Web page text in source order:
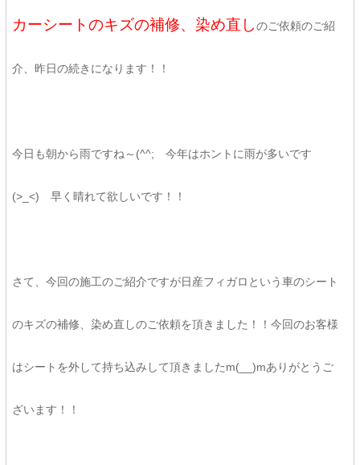
カーシートのキズの補修、染め直しのご依頼のご紹
介、昨日の続きになります！！
今日も朝から雨ですね～(^^; 今年はホントに雨が多いです
(>_<) 早く晴れて欲しいです！！
さて、今回の施工のご紹介ですが日産フィガロという車のシート
のキズの補修、染め直しのご依頼を頂きました！！今回のお客様
はシートを外して持ち込みして頂きましたm(__)mありがとうご
ざいます！！